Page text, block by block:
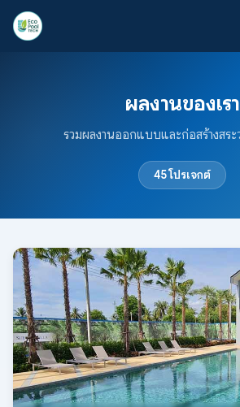
ผลงานของเรา
รวมผลงานออกแบบและก่อสร้างสระ
45 โปรเจกต์